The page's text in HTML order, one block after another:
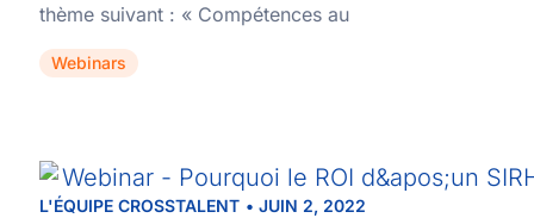
thème suivant : « Compétences au
Webinars
L'ÉQUIPE CROSSTALENT • JUIN 2, 2022